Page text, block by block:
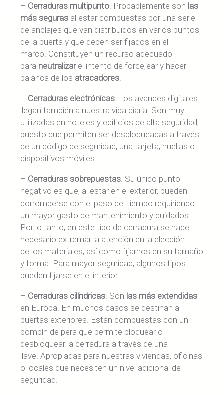
– Cerraduras multipunto. Probablemente son las
más seguras al estar compuestas por una serie
de anclajes que van distribuidos en varios puntos
de la puerta y que deben ser fijados en el
marco. Constituyen un recurso adecuado
para neutralizar el intento de forcejear y hacer
palanca de los atracadores.
– Cerraduras electrónicas. Los avances digitales
llegan también a nuestra vida diaria. Son muy
utilizadas en hoteles y edificios de alta seguridad,
puesto que permiten ser desbloqueadas a través
de un código de seguridad, una tarjeta, huellas o
dispositivos móviles.
– Cerraduras sobrepuestas. Su único punto
negativo es que, al estar en el exterior, pueden
corromperse con el paso del tiempo requiriendo
un mayor gasto de mantenimiento y cuidados.
Por lo tanto, en este tipo de cerradura se hace
necesario extremar la atención en la elección
de los materiales, así como fijarnos en su tamaño
y forma. Para mayor seguridad, algunos tipos
pueden fijarse en el interior.
– Cerraduras cilíndricas. Son las más extendidas
en Europa. En muchos casos se destinan a
puertas exteriores. Están compuestas con un
bombín de pera que permite bloquear o
desbloquear la cerradura a través de una
llave. Apropiadas para nuestras viviendas, oficinas
o locales que necesiten un nivel adicional de
seguridad.